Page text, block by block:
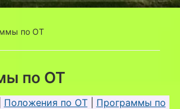
по ОТ
по ОТ
Положения по ОТ| Программы по